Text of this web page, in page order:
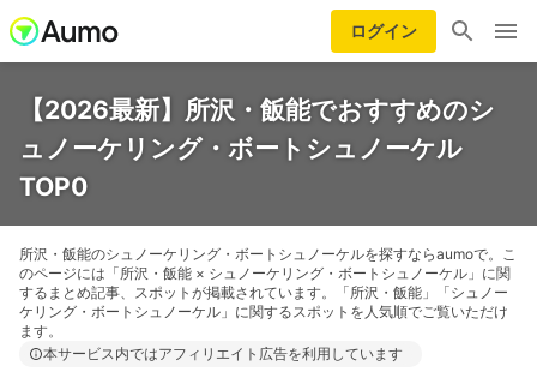
ログイン
【2026最新】所沢・飯能でおすすめのシ
ュノーケリング・ボートシュノーケル
TOP0
所沢・飯能のシュノーケリング・ボートシュノーケルを探すならaumoで。こ
のページには「所沢・飯能 × シュノーケリング・ボートシュノーケル」に関
するまとめ記事、スポットが掲載されています。「所沢・飯能」「シュノー
ケリング・ボートシュノーケル」に関するスポットを人気順でご覧いただけ
ます。
本サービス内ではアフィリエイト広告を利用しています